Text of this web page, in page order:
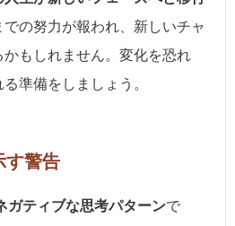
の努力が報われ、新しいチャ
もしれません。変化を恐れ
準備をしましょう。
す警告
ガティブな思考パターンで